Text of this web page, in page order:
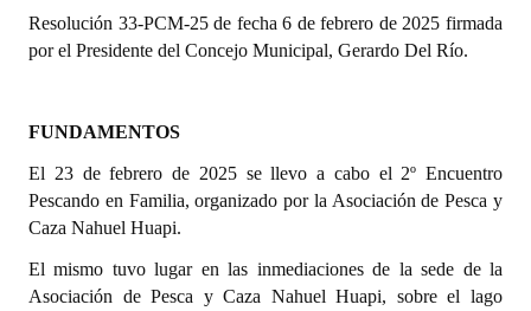
Informes de Gestión
Actas de Sesión
Ejecución Presupuestaria
Resolución 33-PCM-25 de fecha 6 de febrero de 2025 firmada
por el Presidente del Concejo Municipal, Gerardo Del Río.
FUNDAMENTOS
El 23 de febrero de 2025 se llevo a cabo el 2º Encuentro
Pescando en Familia, organizado por la Asociación de Pesca y
Caza Nahuel Huapi.
El mismo tuvo lugar en las inmediaciones de la sede de la
Asociación de Pesca y Caza Nahuel Huapi, sobre el lago